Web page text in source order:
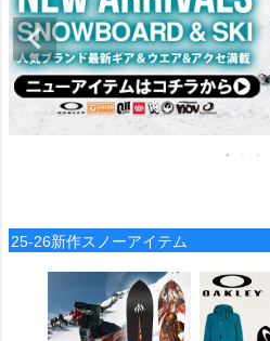
25-26新作スノーアイテム